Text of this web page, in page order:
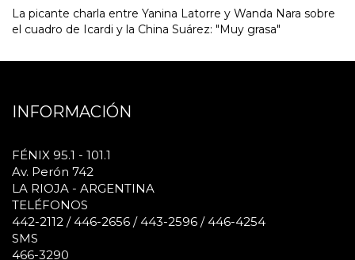
La picante charla entre Yanina Latorre y Wanda Nara sobre
el cuadro de Icardi y la China Suárez: "Muy grasa"
INFORMACIÓN
FÉNIX 95.1 - 101.1
Av. Perón 742
LA RIOJA - ARGENTINA
TELÉFONOS
442-2112 / 446-2656 / 443-2596 / 446-4254
SMS
466-3290